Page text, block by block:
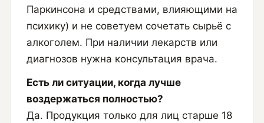
Паркинсона и средствами, влияющими на
психику) и не советуем сочетать сырьё с
алкоголем. При наличии лекарств или
диагнозов нужна консультация врача.
Есть ли ситуации, когда лучше
воздержаться полностью?
Да. Продукция только для лиц старше 18